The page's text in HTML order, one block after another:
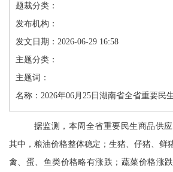
题裁分类：
发布机构：
发文日期：2026-06-29 16:58
主题分类：
主题词：
名称：2026年06月25日湖南省全省重要民
据监测，本周全省重要民生商品供
其中，粮油价格整体稳定 ；生猪、仔猪 鲜
禽、蛋、鱼类价格略有涨跌 ； 蔬菜价格涨